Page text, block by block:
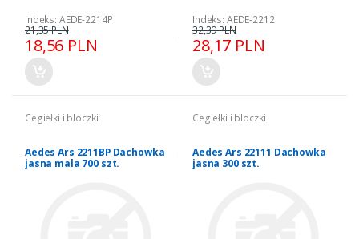
Indeks: AEDE-2214P
18,56 PLN
21,35 PLN
Indeks: AEDE-2212
28,17 PLN
32,39 PLN
Cegiełki i bloczki
Aedes Ars 2211BP Dachowka
jasna mala 700 szt.
Cegiełki i bloczki
Aedes Ars 22111 Dachowka
jasna 300 szt.